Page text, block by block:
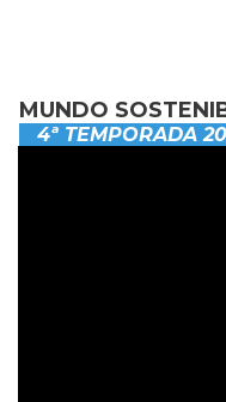
MUNDO
4ª TEMPORADA